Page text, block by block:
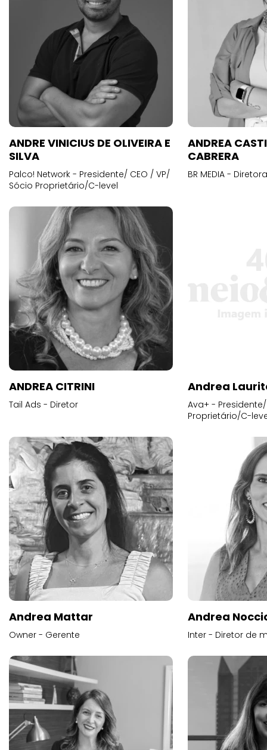
ANDRE VINICIUS DE OLIVEIRA E
SILVA
Palco! Network - Presidente/ CEO / VP/
Sócio Proprietário/C-level
ANDREA
CABRERA
BR MEDIA -
ANDREA CITRINI
Tail Ads - Diretor
Andrea
Ava+ -
Proprietário/C-
Andrea Mattar
Owner - Gerente
Andrea
Inter - Diretor de